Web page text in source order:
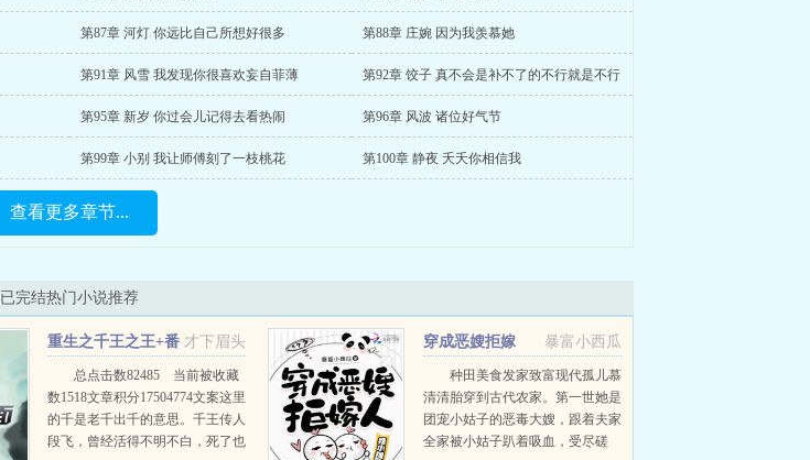
第87章 河灯 你远比自己所想好很多 第88章 庄婉 因为我羡慕她
第91章 风雪 我发现你很喜欢妄自菲薄 第92章 饺子 真不会是补不了的不行就是不行
第95章 新岁 你过会儿记得去看热闹 第96章 风波 诸位好气节
第99章 小别 我让师傅刻了一枝桃花 第100章 静夜 夭夭你相信我
查看更多章节...
已完结热门小说推荐
才下眉头
重生之千王之王+番
总点击数82485 当前被收藏
数1518文章积分17504774文案这里
的千是老千出千的意思。千王传人
段飞，曾经活得不明不白，死了也
暴富小西瓜
穿成恶嫂拒嫁
人，摆小摊致富
种田美食发家致富现代孤儿慕
清清胎穿到古代农家。第一世她是
团宠小姑子的恶毒大嫂，跟着夫家
全家被小姑子趴着吸血，受尽磋